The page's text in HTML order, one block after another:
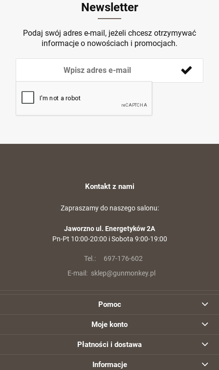
Newsletter
Podaj swój adres e-mail, jeżeli chcesz otrzymywać
informacje o nowościach i promocjach.
Kontakt z nami
Zapraszamy do naszego salonu:
Jaworzno ul. Energetyków 2A
Pn-Pt 10:00-20:00 i Sobota 9:00-19:00
Tel.:
697-176-602
E-mail: sklep@gunmonkey.pl
Pomoc
Moje konto
Płatności i dostawa
Informacje